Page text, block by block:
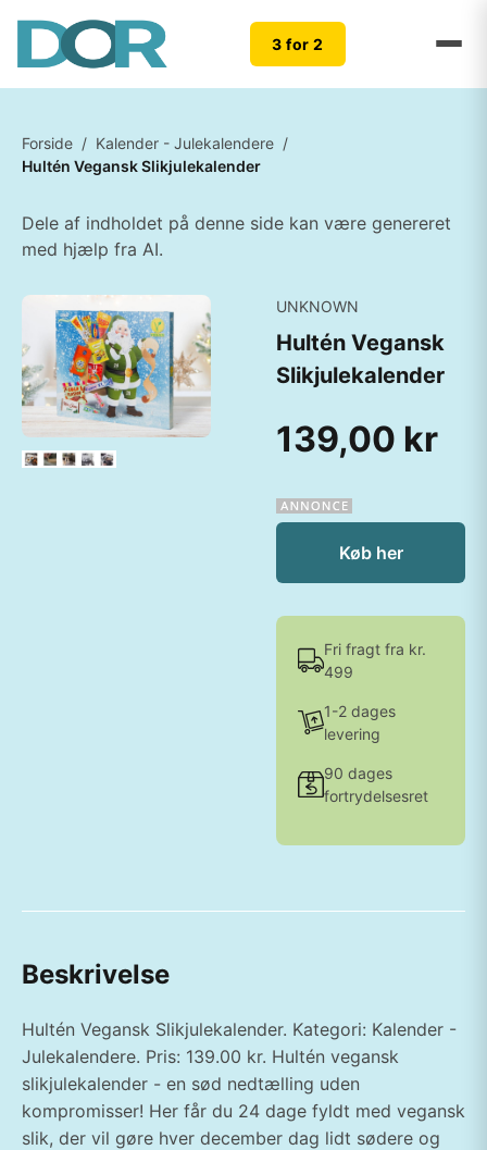
3 for 2
Forside / Kalender - Julekalendere /
Hultén Vegansk Slikjulekalender
Dele af indholdet på denne side kan være genereret
med hjælp fra AI.
UNKNOWN
Hultén Vegansk
Slikjulekalender
139,00 kr
Køb her
Fri fragt fra kr.
499
1-2 dages
levering
90 dages
fortrydelsesret
Beskrivelse
Hultén Vegansk Slikjulekalender. Kategori: Kalender -
Julekalendere. Pris: 139.00 kr. Hultén vegansk
slikjulekalender - en sød nedtælling uden
kompromisser! Her får du 24 dage fyldt med vegansk
slik, der vil gøre hver december dag lidt sødere og